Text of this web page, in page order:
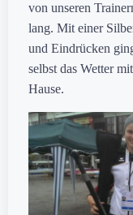
von unseren
lang. Mit einer
und Eindrücken
selbst das Wetter
Hause.